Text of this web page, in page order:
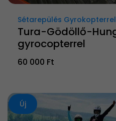
Sétarepülés Gyrokopterrel
Tura-Gödöllő-
gyrocopterrel
60 000 Ft
Új